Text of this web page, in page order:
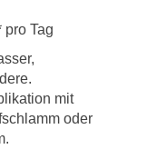
Tag
mit
oder